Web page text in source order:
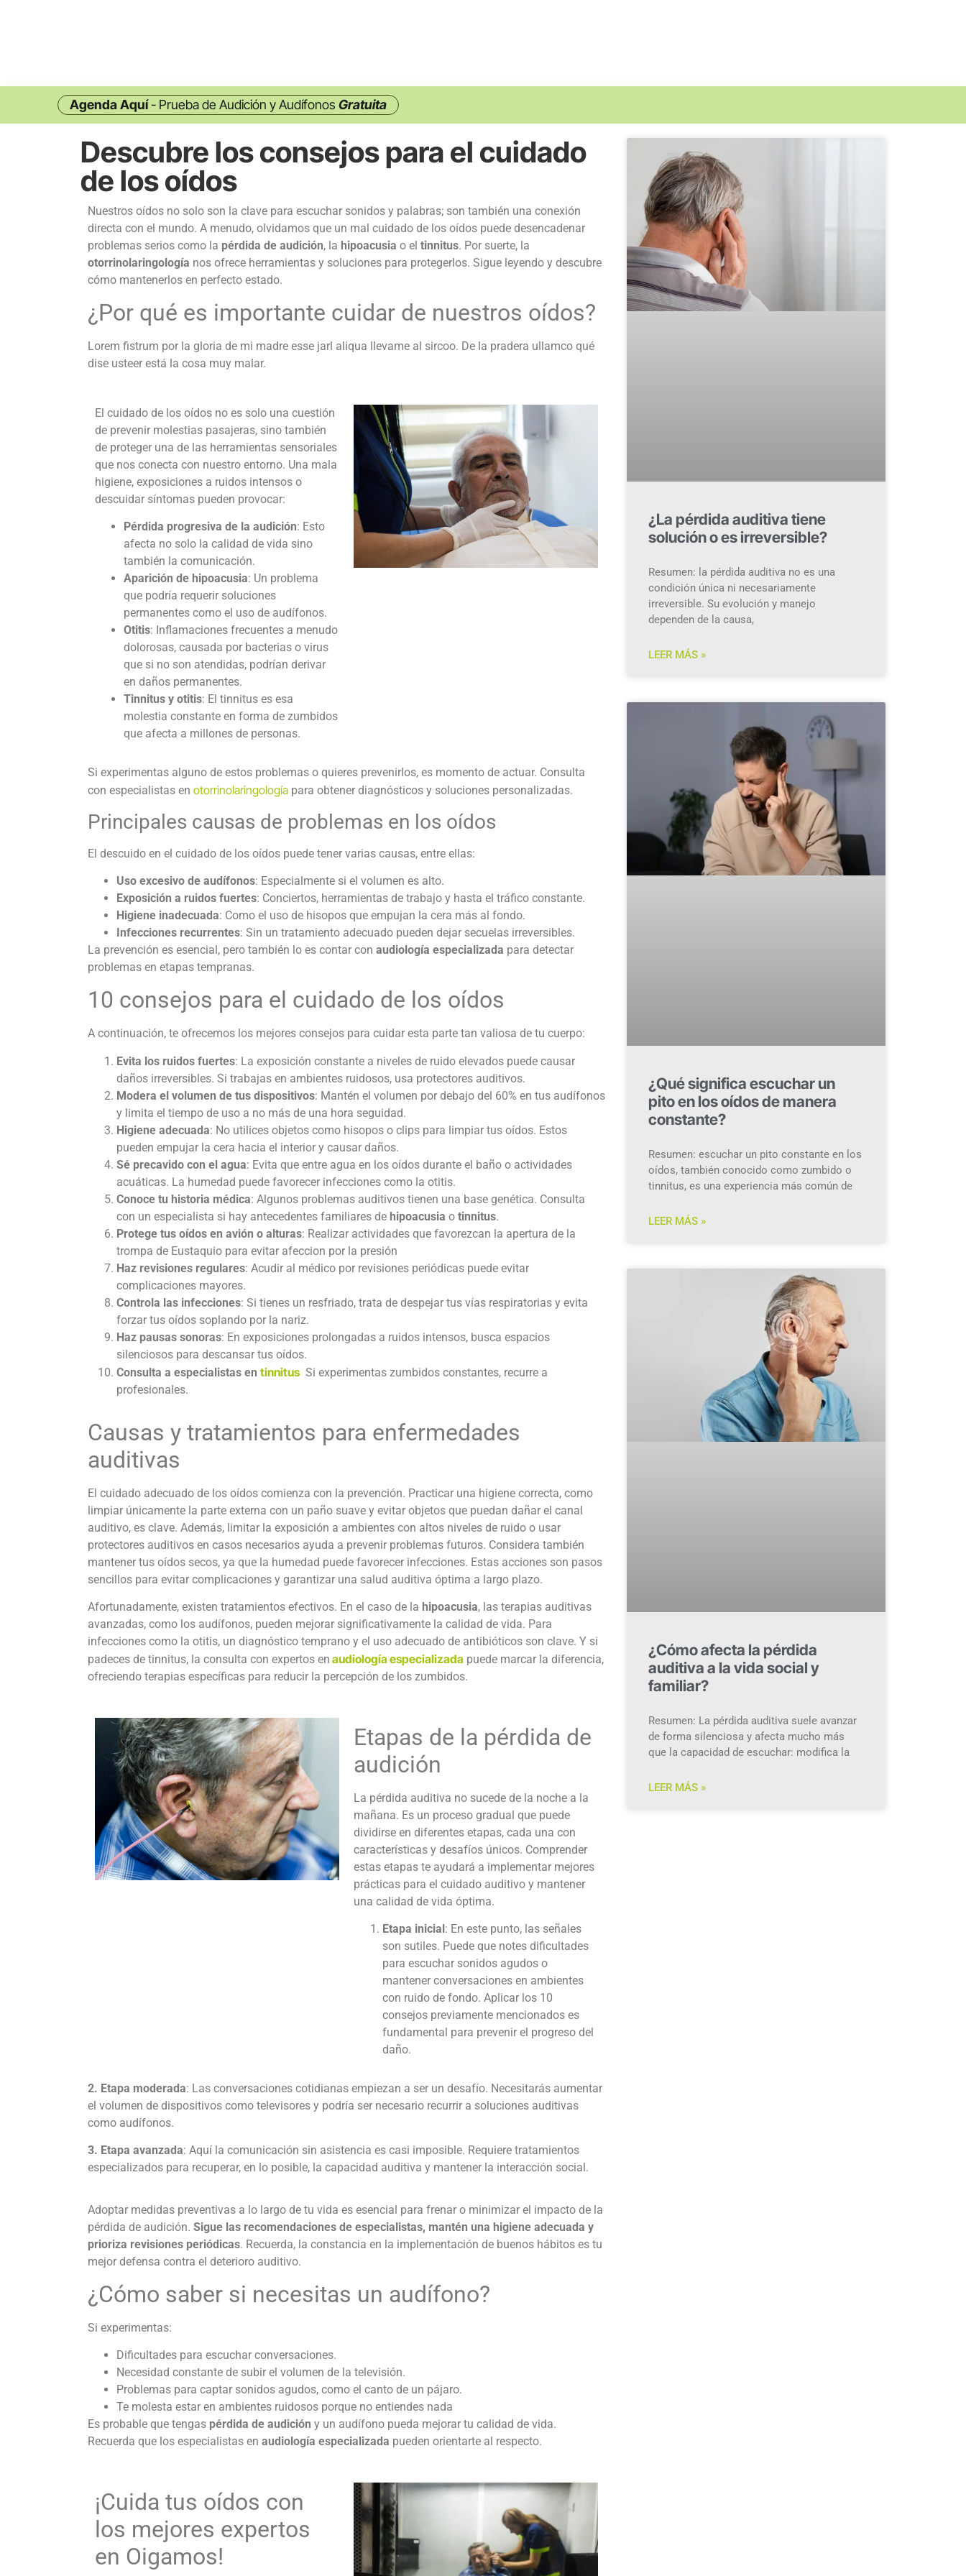
Agenda Aquí- Prueba de Audición y Audífonos Gratuita
Descubre los consejos para el cuidado
de los oídos
Nuestros oídos no solo son la clave para escuchar sonidos y palabras; son también una conexión
directa con el mundo. A menudo, olvidamos que un mal cuidado de los oídos puede desencadenar
problemas serios como la pérdida de audición, la hipoacusia o el tinnitus. Por suerte, la
otorrinolaringología nos ofrece herramientas y soluciones para protegerlos. Sigue leyendo y descubre
cómo mantenerlos en perfecto estado.
¿Por qué es importante cuidar de nuestros oídos?
Lorem fistrum por la gloria de mi madre esse jarl aliqua llevame al sircoo. De la pradera ullamco qué
dise usteer está la cosa muy malar.
El cuidado de los oídos no es solo una cuestión
de prevenir molestias pasajeras, sino también
de proteger una de las herramientas sensoriales
que nos conecta con nuestro entorno. Una mala
higiene, exposiciones a ruidos intensos o
descuidar síntomas pueden provocar:
Pérdida progresiva de la audición: Esto
afecta no solo la calidad de vida sino
también la comunicación.
Aparición de hipoacusia: Un problema
que podría requerir soluciones
permanentes como el uso de audífonos.
Otitis: Inflamaciones frecuentes a menudo
dolorosas, causada por bacterias o virus
que si no son atendidas, podrían derivar
en daños permanentes.
Tinnitus y otitis: El tinnitus es esa
molestia constante en forma de zumbidos
que afecta a millones de personas.
Si experimentas alguno de estos problemas o quieres prevenirlos, es momento de actuar. Consulta
con especialistas en otorrinolaringología para obtener diagnósticos y soluciones personalizadas.
Principales causas de problemas en los oídos
El descuido en el cuidado de los oídos puede tener varias causas, entre ellas:
Uso excesivo de audífonos: Especialmente si el volumen es alto.
Exposición a ruidos fuertes: Conciertos, herramientas de trabajo y hasta el tráfico constante.
Higiene inadecuada: Como el uso de hisopos que empujan la cera más al fondo.
Infecciones recurrentes: Sin un tratamiento adecuado pueden dejar secuelas irreversibles.
La prevención es esencial, pero también lo es contar con audiología especializada para detectar
problemas en etapas tempranas.
10 consejos para el cuidado de los oídos
A continuación, te ofrecemos los mejores consejos para cuidar esta parte tan valiosa de tu cuerpo:
Evita los ruidos fuertes: La exposición constante a niveles de ruido elevados puede causar
daños irreversibles. Si trabajas en ambientes ruidosos, usa protectores auditivos.
Modera el volumen de tus dispositivos: Mantén el volumen por debajo del 60% en tus audífonos
y limita el tiempo de uso a no más de una hora seguidad.
Higiene adecuada: No utilices objetos como hisopos o clips para limpiar tus oídos. Estos
pueden empujar la cera hacia el interior y causar daños.
Sé precavido con el agua: Evita que entre agua en los oídos durante el baño o actividades
acuáticas. La humedad puede favorecer infecciones como la otitis.
Conoce tu historia médica: Algunos problemas auditivos tienen una base genética. Consulta
con un especialista si hay antecedentes familiares de hipoacusia o tinnitus.
Protege tus oídos en avión o alturas: Realizar actividades que favorezcan la apertura de la
trompa de Eustaquio para evitar afeccion por la presión
Haz revisiones regulares: Acudir al médico por revisiones periódicas puede evitar
complicaciones mayores.
Controla las infecciones: Si tienes un resfriado, trata de despejar tus vías respiratorias y evita
forzar tus oídos soplando por la nariz.
Haz pausas sonoras: En exposiciones prolongadas a ruidos intensos, busca espacios
silenciosos para descansar tus oídos.
Consulta a especialistas en tinnitus: Si experimentas zumbidos constantes, recurre a
profesionales.
Causas y tratamientos para enfermedades
auditivas
El cuidado adecuado de los oídos comienza con la prevención. Practicar una higiene correcta, como
limpiar únicamente la parte externa con un paño suave y evitar objetos que puedan dañar el canal
auditivo, es clave. Además, limitar la exposición a ambientes con altos niveles de ruido o usar
protectores auditivos en casos necesarios ayuda a prevenir problemas futuros. Considera también
mantener tus oídos secos, ya que la humedad puede favorecer infecciones. Estas acciones son pasos
sencillos para evitar complicaciones y garantizar una salud auditiva óptima a largo plazo.
Afortunadamente, existen tratamientos efectivos. En el caso de la hipoacusia, las terapias auditivas
avanzadas, como los audífonos, pueden mejorar significativamente la calidad de vida. Para
infecciones como la otitis, un diagnóstico temprano y el uso adecuado de antibióticos son clave. Y si
padeces de tinnitus, la consulta con expertos en audiología especializada puede marcar la diferencia,
ofreciendo terapias específicas para reducir la percepción de los zumbidos.
Etapas de la pérdida de
audición
La pérdida auditiva no sucede de la noche a la
mañana. Es un proceso gradual que puede
dividirse en diferentes etapas, cada una con
características y desafíos únicos. Comprender
estas etapas te ayudará a implementar mejores
prácticas para el cuidado auditivo y mantener
una calidad de vida óptima.
Etapa inicial: En este punto, las señales
son sutiles. Puede que notes dificultades
para escuchar sonidos agudos o
mantener conversaciones en ambientes
con ruido de fondo. Aplicar los 10
consejos previamente mencionados es
fundamental para prevenir el progreso del
daño.
2. Etapa moderada: Las conversaciones cotidianas empiezan a ser un desafío. Necesitarás aumentar
el volumen de dispositivos como televisores y podría ser necesario recurrir a soluciones auditivas
como audífonos.
3. Etapa avanzada: Aquí la comunicación sin asistencia es casi imposible. Requiere tratamientos
especializados para recuperar, en lo posible, la capacidad auditiva y mantener la interacción social.
Adoptar medidas preventivas a lo largo de tu vida es esencial para frenar o minimizar el impacto de la
pérdida de audición. Sigue las recomendaciones de especialistas, mantén una higiene adecuada y
prioriza revisiones periódicas. Recuerda, la constancia en la implementación de buenos hábitos es tu
mejor defensa contra el deterioro auditivo.
¿Cómo saber si necesitas un audífono?
Si experimentas:
Dificultades para escuchar conversaciones.
Necesidad constante de subir el volumen de la televisión.
Problemas para captar sonidos agudos, como el canto de un pájaro.
Te molesta estar en ambientes ruidosos porque no entiendes nada
Es probable que tengas pérdida de audición y un audífono pueda mejorar tu calidad de vida.
Recuerda que los especialistas en audiología especializada pueden orientarte al respecto.
¡Cuida tus oídos con
los mejores expertos
en Oigamos!
¿La pérdida auditiva tiene
solución o es irreversible?
Resumen: la pérdida auditiva no es una
condición única ni necesariamente
irreversible. Su evolución y manejo
dependen de la causa,
LEER MÁS »
¿Qué significa escuchar un
pito en los oídos de manera
constante?
Resumen: escuchar un pito constante en los
oídos, también conocido como zumbido o
tinnitus, es una experiencia más común de
LEER MÁS »
¿Cómo afecta la pérdida
auditiva a la vida social y
familiar?
Resumen: La pérdida auditiva suele avanzar
de forma silenciosa y afecta mucho más
que la capacidad de escuchar: modifica la
LEER MÁS »